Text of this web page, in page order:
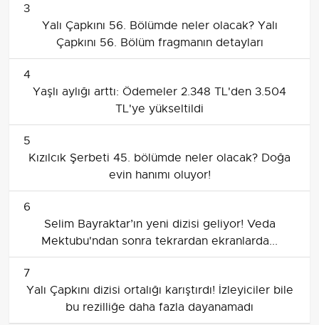
3
Yalı Çapkını 56. Bölümde neler olacak? Yalı
Çapkını 56. Bölüm fragmanın detayları
4
Yaşlı aylığı arttı: Ödemeler 2.348 TL'den 3.504
TL'ye yükseltildi
5
Kızılcık Şerbeti 45. bölümde neler olacak? Doğa
evin hanımı oluyor!
6
Selim Bayraktar’ın yeni dizisi geliyor! Veda
Mektubu'ndan sonra tekrardan ekranlarda...
7
Yalı Çapkını dizisi ortalığı karıştırdı! İzleyiciler bile
bu rezilliğe daha fazla dayanamadı